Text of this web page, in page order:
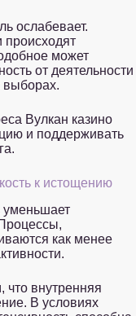
ослабевает.
происходят
может
от деятельности
выборах.
Вулкан казино
и поддерживать
к истощению
уменьшает
как менее
что внутренняя
В условиях